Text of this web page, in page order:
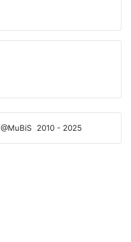
@MuBiS 2010 - 2025